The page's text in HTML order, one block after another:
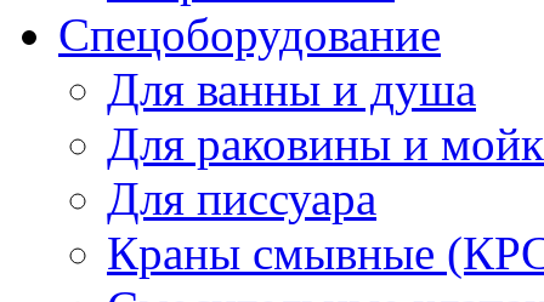
Спецоборудование
Для ванны и душа
Для раковины и
Для писсуара
Краны смывные